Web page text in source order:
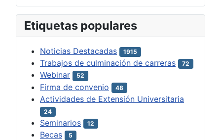
Etiquetas populares
Noticias Destacadas 1915
Trabajos de culminación de carreras 72
Webinar 52
Firma de convenio 48
Actividades de Extensión Universitaria
24
Seminarios 12
Becas 5